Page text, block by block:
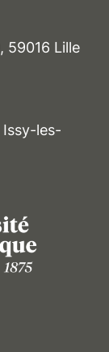
59016 Lille
Issy-les-